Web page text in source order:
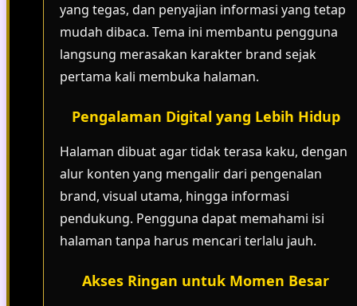
yang tegas, dan penyajian informasi yang tetap
mudah dibaca. Tema ini membantu pengguna
langsung merasakan karakter brand sejak
pertama kali membuka halaman.
Pengalaman Digital yang Lebih Hidup
Halaman dibuat agar tidak terasa kaku, dengan
alur konten yang mengalir dari pengenalan
brand, visual utama, hingga informasi
pendukung. Pengguna dapat memahami isi
halaman tanpa harus mencari terlalu jauh.
Akses Ringan untuk Momen Besar